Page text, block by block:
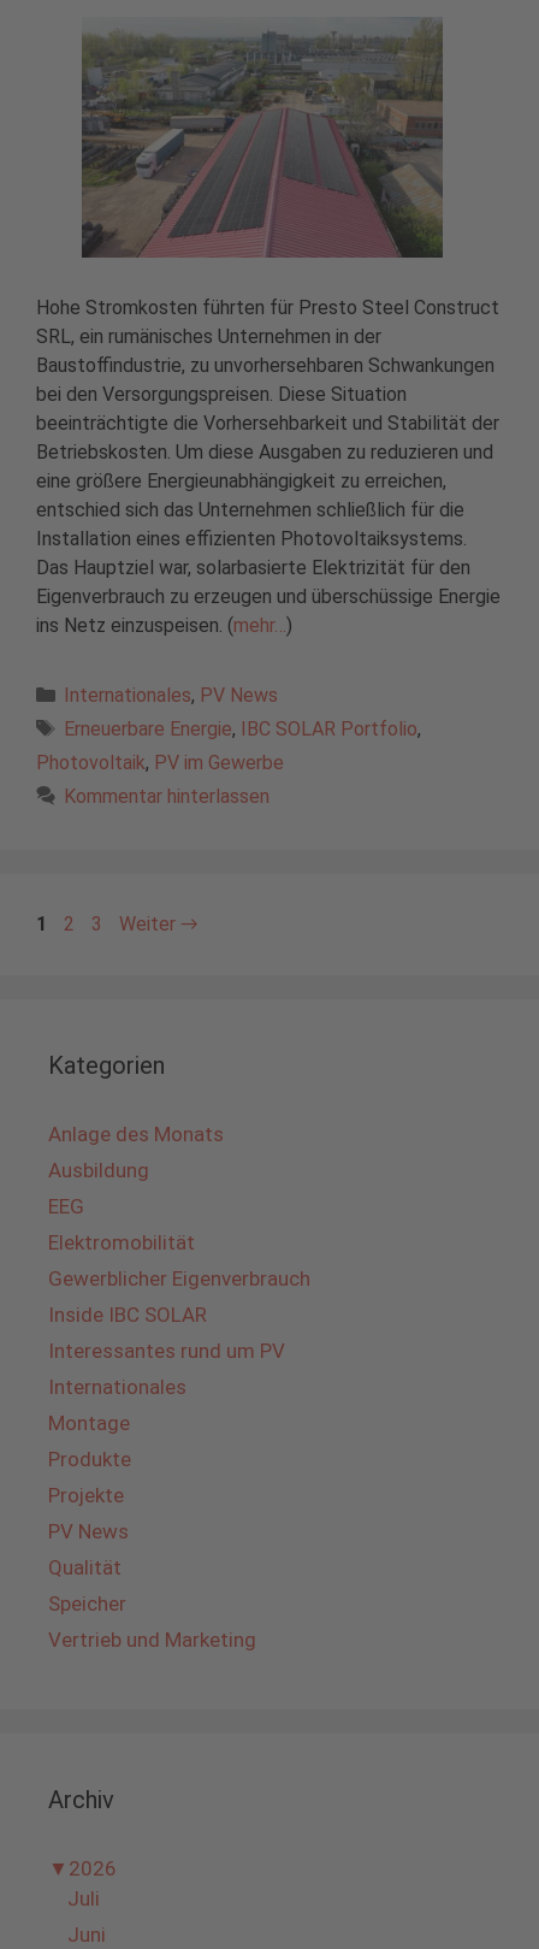
Hohe Stromkosten führten für Presto Steel Construct
SRL, ein rumänisches Unternehmen in der
Baustoffindustrie, zu unvorhersehbaren Schwankungen
bei den Versorgungspreisen. Diese Situation
beeinträchtigte die Vorhersehbarkeit und Stabilität der
Betriebskosten. Um diese Ausgaben zu reduzieren und
eine größere Energieunabhängigkeit zu erreichen,
entschied sich das Unternehmen schließlich für die
Installation eines effizienten Photovoltaiksystems.
Das Hauptziel war, solarbasierte Elektrizität für den
Eigenverbrauch zu erzeugen und überschüssige Energie
ins Netz einzuspeisen. (mehr…)
Kategorien
Internationales, PV News
Schlagwörter
Erneuerbare Energie, IBC SOLAR Portfolio,
Photovoltaik, PV im Gewerbe
Kommentar hinterlassen
Seite
1 Seite
2 Seite
3 Weiter →
Kategorien
Anlage des Monats
Ausbildung
EEG
Elektromobilität
Gewerblicher Eigenverbrauch
Inside IBC SOLAR
Interessantes rund um PV
Internationales
Montage
Produkte
Projekte
PV News
Qualität
Speicher
Vertrieb und Marketing
Archiv
▼ 2026
Juli
Juni